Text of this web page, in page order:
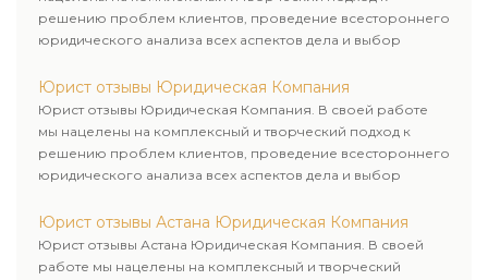
решению проблем клиентов, проведение всестороннего
юридического анализа всех аспектов дела и выбор
Юрист отзывы Юридическая Компания
Юрист отзывы Юридическая Компания. В своей работе
мы нацелены на комплексный и творческий подход к
решению проблем клиентов, проведение всестороннего
юридического анализа всех аспектов дела и выбор
Юрист отзывы Астана Юридическая Компания
Юрист отзывы Астана Юридическая Компания. В своей
работе мы нацелены на комплексный и творческий